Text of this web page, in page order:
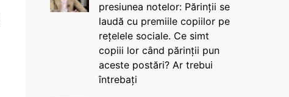
presiunea notelor: Părinții se
laudă cu premiile copiilor pe
rețelele sociale. Ce simt
copiii lor când părinții pun
aceste postări? Ar trebui
întrebați